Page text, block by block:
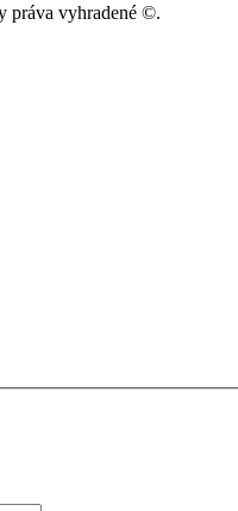
práva vyhradené ©.